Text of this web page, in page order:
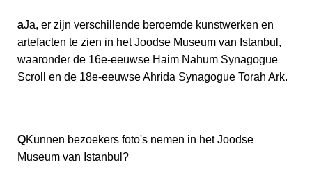
aJa, er zijn verschillende beroemde kunstwerken en
artefacten te zien in het Joodse Museum van Istanbul,
waaronder de 16e-eeuwse Haim Nahum Synagogue
Scroll en de 18e-eeuwse Ahrida Synagogue Torah Ark.
QKunnen bezoekers foto's nemen in het Joodse
Museum van Istanbul?